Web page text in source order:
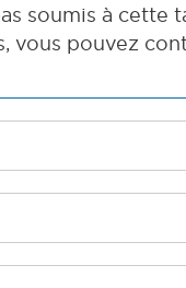
soumis à
vous pouvez